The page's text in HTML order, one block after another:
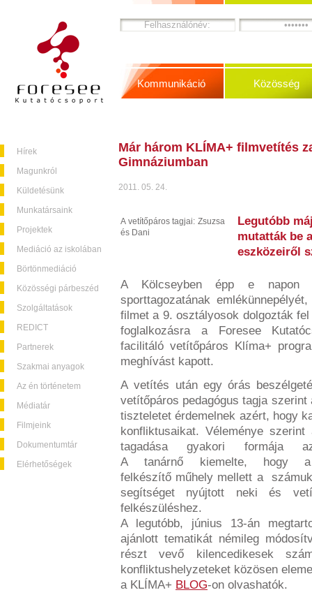
Hírek
Magunkról
Küldetésünk
Munkatársaink
Projektek
Mediáció az iskolában
Börtönmediáció
Közösségi párbeszéd
Szolgáltatások
REDICT
Partnerek
Szakmai anyagok
Az én történetem
Médiatár
Filmjeink
Dokumentumtár
Elérhetőségek
Kommunikáció Közösség
Már három KLÍMA+ filmvetítés
Gimnáziumban
2011. 05. 24.
A vetítőpáros tagjai: Zsuzsa
és Dani
Legutóbb
mutatták be
eszközeiről
A Kölcseyben épp e napon
sporttagozatának
filmet a 9. osztályosok dolgozták
foglalkozásra a Foresee
facilitáló vetítőpáros Klíma+
meghívást kapott.
A vetítés után egy órás
vetítőpáros pedagógus tagja
tiszteletet érdemelnek azért, hogy
konfliktusaikat. Véleménye
tagadása gyakori formája
A tanárnő kiemelte, hogy a
felkészítő műhely mellett a
segítséget nyújtott neki és
felkészüléshez.
A legutóbb, június 13-án
ajánlott tematikát némileg
részt vevő kilencedikesek
konfliktushelyzeteket közösen
a KLÍMA+ BLOG-on olvashatók.